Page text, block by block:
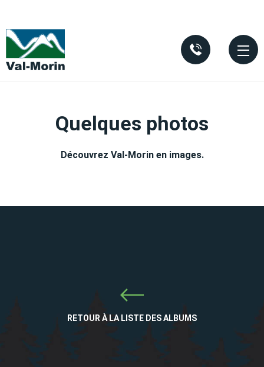
Quelques photos
Découvrez Val-Morin en images.
RETOUR À LA LISTE DES ALBUMS